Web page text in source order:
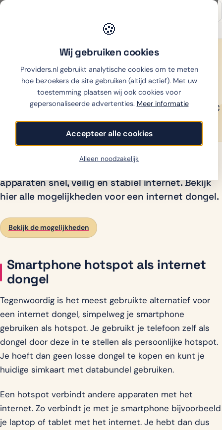
🍪
Wij gebruiken cookies
Providers.nl gebruikt analytische cookies om te meten
hoe bezoekers de site gebruiken (altijd actief). Met uw
toestemming plaatsen wij ook cookies voor
gepersonaliseerde advertenties. Meer informatie
Accepteer alle cookies
Alleen noodzakelijk
Thuiswinkel partner
Dongel internet
Dongel internet
Tips & advies over internet dongel oplossingen. Overal
mobiele wifi met een onbeperkt internet dongel vanaf €
15,- p.m. ✓ data only ✓
apparaten snel, veilig en stabiel internet. Bekijk
hier alle mogelijkheden voor een internet dongel.
Bekijk de mogelijkheden
Smartphone hotspot als internet
dongel
Tegenwoordig is het meest gebruikte alternatief voor
een internet dongel, simpelweg je smartphone
gebruiken als hotspot. Je gebruikt je telefoon zelf als
dongel door deze in te stellen als persoonlijke hotspot.
Je hoeft dan geen losse dongel te kopen en kunt je
huidige simkaart met databundel gebruiken.
Een hotspot verbindt andere apparaten met het
internet. Zo verbindt je met je smartphone bijvoorbeeld
je laptop of tablet met het internet. Je hebt dan dus